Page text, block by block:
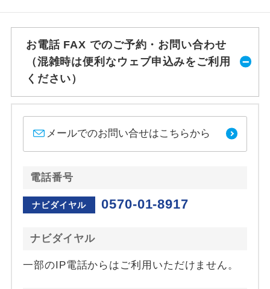
お電話 FAX でのご予約・お問い合わせ
（混雑時は便利なウェブ申込みをご利用
ください）
メールでのお問い合せはこちらから
電話番号
ナビダイヤル 0570-01-8917
ナビダイヤル
一部のIP電話からはご利用いただけません。